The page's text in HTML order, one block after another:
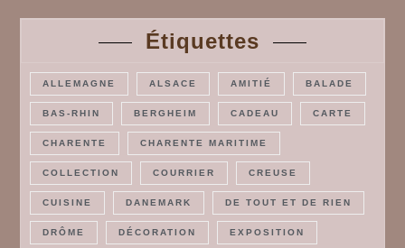
Étiquettes
ALLEMAGNE ALSACE AMITIÉ BALADE
BAS-RHIN BERGHEIM CADEAU CARTE
CHARENTE CHARENTE MARITIME
COLLECTION COURRIER CREUSE
CUISINE DANEMARK DE TOUT ET DE RIEN
DRÔME DÉCORATION EXPOSITION